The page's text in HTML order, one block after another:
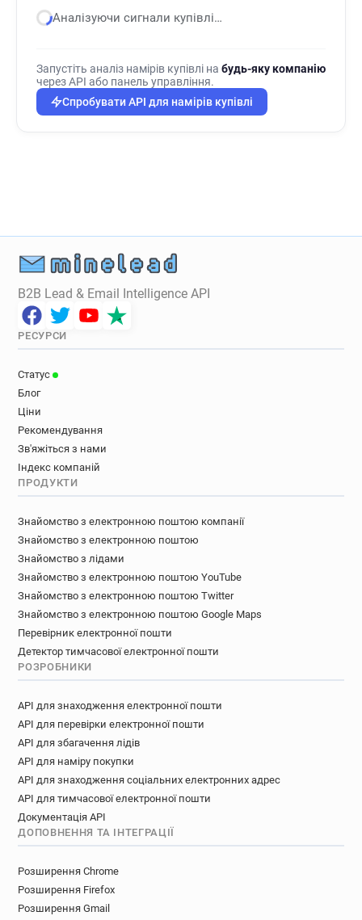
n*****@sigmasport.co.uk
a*****@sigmasport.co.uk
Аналізуючи сигнали купівлі…
Запустіть аналіз намірів купівлі на будь-яку компанію
через API або панель управління.
Спробувати API для намірів купівлі
B2B Lead & Email Intelligence API
РЕСУРСИ
Статус
Блог
Ціни
Рекомендування
Зв'яжіться з нами
Індекс компаній
ПРОДУКТИ
Знайомство з електронною поштою компанії
Знайомство з електронною поштою
Знайомство з лідами
Знайомство з електронною поштою YouTube
Знайомство з електронною поштою Twitter
Знайомство з електронною поштою Google Maps
Перевірник електронної пошти
Детектор тимчасової електронної пошти
РОЗРОБНИКИ
API для знаходження електронної пошти
API для перевірки електронної пошти
API для збагачення лідів
API для наміру покупки
API для знаходження соціальних електронних адрес
API для тимчасової електронної пошти
Документація API
ДОПОВНЕННЯ ТА ІНТЕГРАЦІЇ
Розширення Chrome
Розширення Firefox
Розширення Gmail